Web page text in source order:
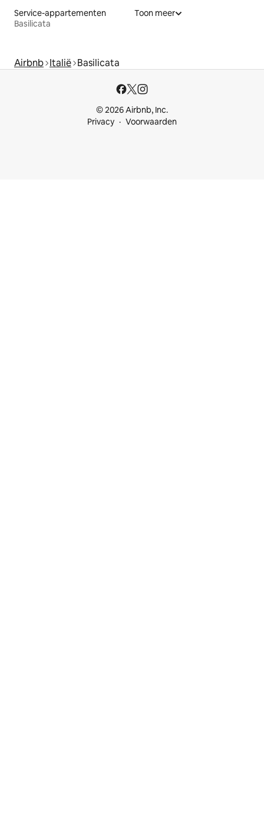
Service-appartementen
Basilicata
Toon meer
Airbnb Italië Basilicata
© 2026 Airbnb, Inc.
Privacy
Voorwaarden